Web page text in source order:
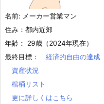
名前: メーカー営業マン
住み：都内近郊
年齢： 29歳（2024年現在）
最終目標：
経済的自由の達成
資産状況
棺桶リスト
更に詳しくはこちら